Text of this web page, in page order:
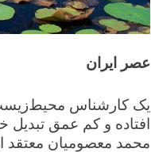
عصر ایران
افتاده و کم عمق تبدیل
محمد معصومیان معتقد